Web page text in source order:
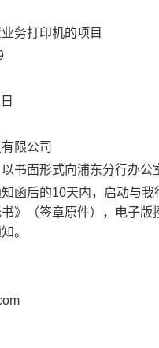
务打印机的项目
限公司
书面形式向浦东分行办公
函后的10天内，启动与
》（签章原件），电子
。